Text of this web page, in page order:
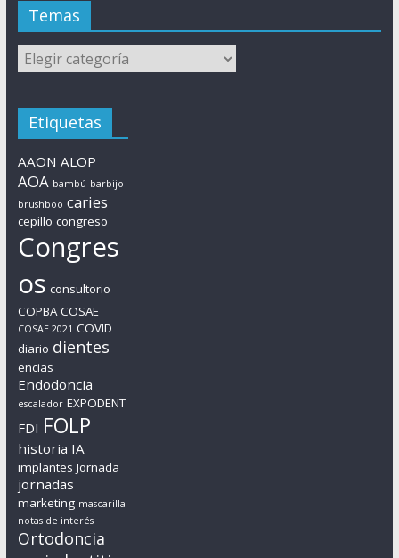
Temas
Temas
Etiquetas
AAON ALOP
AOA bambú barbijo
brushboo caries
cepillo congreso
Congres
os consultorio
COPBA COSAE
COSAE 2021 COVID
diario dientes
encias
Endodoncia
escalador EXPODENT
FDI FOLP
historia IA
implantes Jornada
jornadas
marketing mascarilla
notas de interés
Ortodoncia